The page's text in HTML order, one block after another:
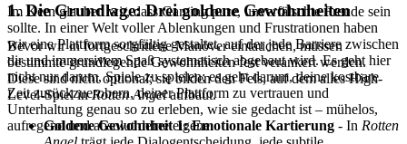
1. Die Grundlage: Drei goldene Gewohnheiten
Bevor wir in fortgeschrittene Manöver eintauchen, müssen
bestimmte grundlegende Gewohnheiten fest verankert werden.
Diese sind nicht optional; sie bilden den Fels, auf dem alles High-
Level-Spiel inRotten Angelaufbaut.
Goldene Gewohnheit 1: Emotionale Kartierung - In Rotten
Im Kern glauben wir, dass Gaming pure, unverfälschte Freude sein
sollte. In einer Welt voller Ablenkungen und Frustrationen haben
wir eine Plattform sorgfältig gestaltet, auf der jede Barriere zwischen
dir und immersivem Spaß systematisch abgebaut wird. Es geht hier
nicht nur darum, Spiele zu spielen; es geht darum, deine kostbare
Zeit zurückzuerobern, deiner Plattform zu vertrauen und
Unterhaltung genau so zu erleben, wie sie gedacht ist – mühelos,
aufregend und absolut deine eigene.